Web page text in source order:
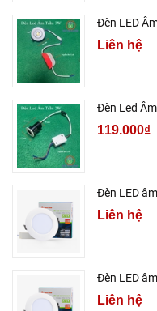
Đèn LED
Liên hệ
Đèn Led
119.000₫
Đèn LED
Liên hệ
Đèn LED
Liên hệ